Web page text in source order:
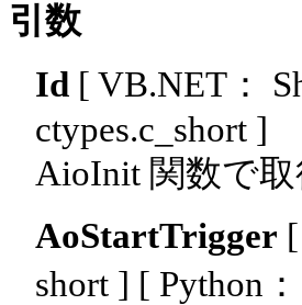
引数
Id [ VB.NET：
ctypes.c_short ]
AioInit 関数で
AoStartTrigger
short ] [ Python